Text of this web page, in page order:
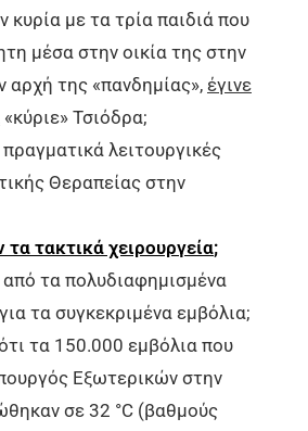
κυρία με τα τρία παιδιά που
μέσα στην οικία της στην
αρχή της «πανδημίας», έγινε
«κύριε» Τσιόδρα;
λειτουργικές
Θεραπείας στην
τα τακτικά χειρουργεία;
από τα πολυδιαφημισμένα
τα συγκεκριμένα εμβόλια;
τα 150.000 εμβόλια που
Εξωτερικών στην
σε 32 °C (βαθμούς